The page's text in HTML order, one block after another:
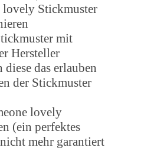
lovely Stickmuster
mit
Hersteller
das erlauben
der Stickmuster
lovely
(ein perfektes
mehr garantiert